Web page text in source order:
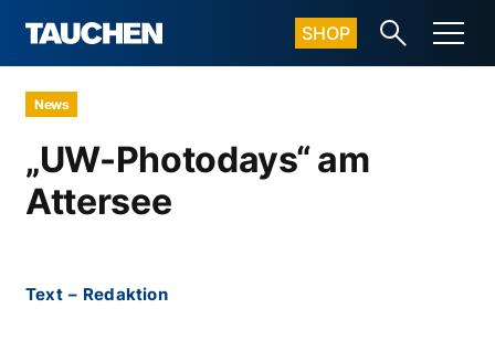
SHOP
News
„UW-Photodays“ am
Attersee
Text – Redaktion